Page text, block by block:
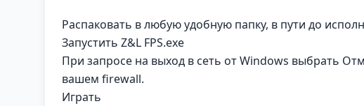
Распаковать в любую удобную папку, в пути до
Запустить Z&L FPS.exe
При запросе на выход в сеть от Windows выбрать
вашем firewall.
Играть